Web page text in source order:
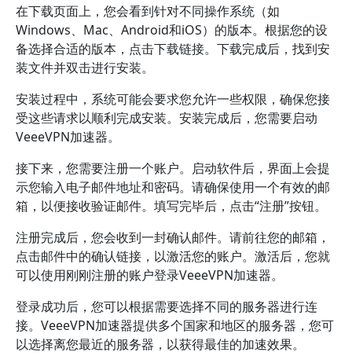
在下载页面上，您会看到针对不同操作系统（如
Windows、Mac、Android和iOS）的版本。根据您的设
备选择合适的版本，点击下载链接。下载完成后，找到安
装文件并双击进行安装。
安装过程中，系统可能会要求您允许一些权限，确保您接
受这些请求以顺利完成安装。安装完成后，您需要启动
VeeeVPN加速器。
接下来，您需要注册一个账户。启动软件后，界面上会提
示您输入电子邮件地址和密码。请确保使用一个有效的邮
箱，以便接收验证邮件。填写完毕后，点击“注册”按钮。
注册完成后，您会收到一封确认邮件。请前往您的邮箱，
点击邮件中的确认链接，以激活您的账户。激活后，您就
可以使用刚刚注册的账户登录VeeeVPN加速器。
登录成功后，您可以根据需要选择不同的服务器进行连
接。VeeeVPN加速器提供多个国家和地区的服务器，您可
以选择离您最近的服务器，以获得最佳的加速效果。